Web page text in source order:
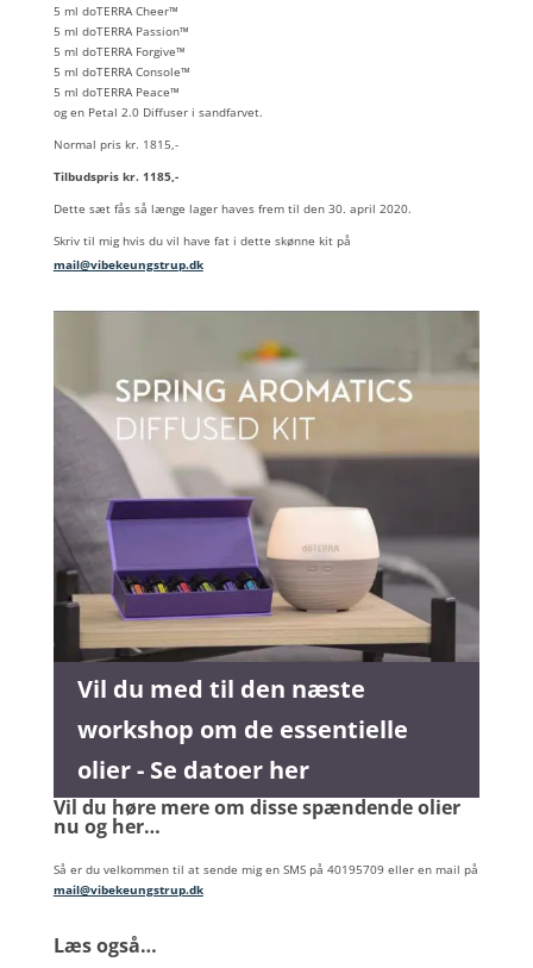
5 ml doTERRA Cheer™
5 ml doTERRA Passion™
5 ml doTERRA Forgive™
5 ml doTERRA Console™
5 ml doTERRA Peace™
og en Petal 2.0 Diffuser i sandfarvet.
Normal pris kr. 1815,-
Tilbudspris kr. 1185,-
Dette sæt fås så længe lager haves frem til den 30. april 2020.
Skriv til mig hvis du vil have fat i dette skønne kit på
mail@vibekeungstrup.dk
Vil du med til den næste
workshop om de essentielle
olier - Se datoer her
Vil du høre mere om disse spændende olier
nu og her…
Så er du velkommen til at sende mig en SMS på 40195709 eller en mail på
mail@vibekeungstrup.dk
Læs også…